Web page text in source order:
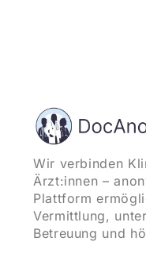
Wir verbinden
Ärzt:innen –
Plattform
Vermittlung,
Betreuung und